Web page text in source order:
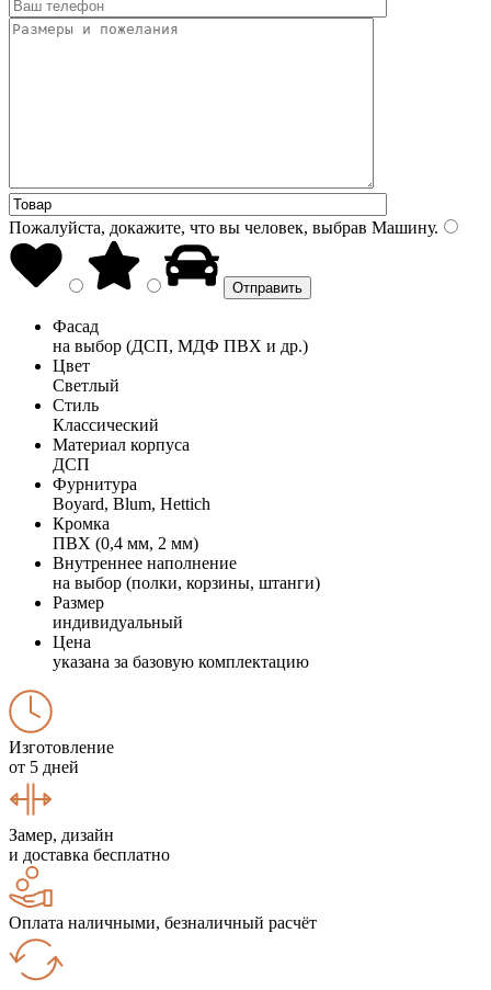
Пожалуйста, докажите, что вы человек, выбрав Машину.
Фасад
на выбор (ДСП, МДФ ПВХ и др.)
Цвет
Светлый
Стиль
Классический
Материал корпуса
ДСП
Фурнитура
Boyard, Blum, Hettich
Кромка
ПВХ (0,4 мм, 2 мм)
Внутреннее наполнение
на выбор (полки, корзины, штанги)
Размер
индивидуальный
Цена
указана за базовую комплектацию
Изготовление
от 5 дней
Замер, дизайн
и доставка бесплатно
Оплата наличными, безналичный расчёт